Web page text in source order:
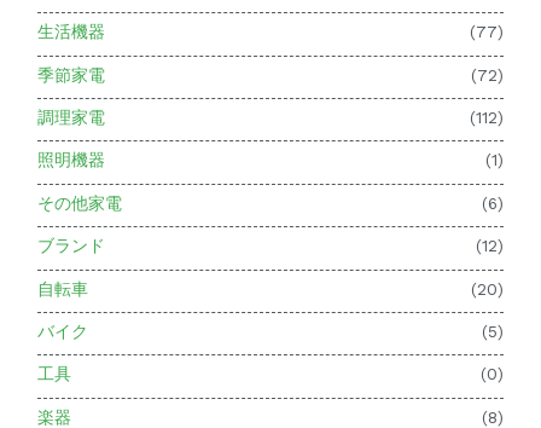
生活機器 (77)
季節家電 (72)
調理家電 (112)
照明機器 (1)
その他家電 (6)
ブランド (12)
自転車 (20)
バイク (5)
工具 (0)
楽器 (8)